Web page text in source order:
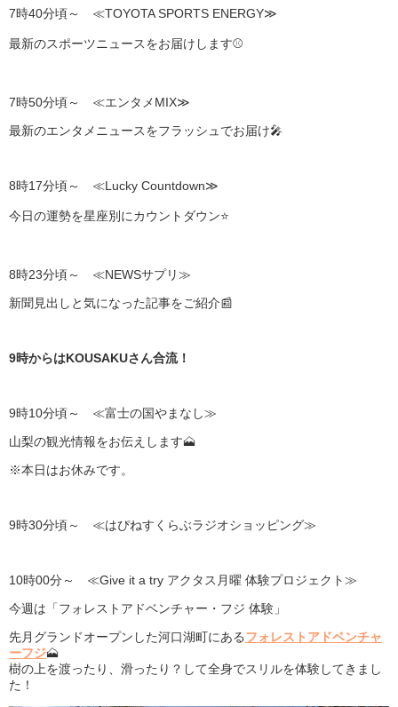
7時40分頃～ ≪TOYOTA SPORTS ENERGY≫
最新のスポーツニュースをお届けします⚾
7時50分頃～ ≪エンタメMIX≫
最新のエンタメニュースをフラッシュでお届け🎤
8時17分頃～ ≪Lucky Countdown≫
今日の運勢を星座別にカウントダウン⭐
8時23分頃～ ≪NEWSサプリ≫
新聞見出しと気になった記事をご紹介📰
9時からはKOUSAKUさん合流！
9時10分頃～ ≪富士の国やまなし≫
山梨の観光情報をお伝えします🗻
※本日はお休みです。
9時30分頃～ ≪はぴねすくらぶラジオショッピング≫
10時00分～ ≪Give it a try アクタス月曜 体験プロジェクト≫
今週は「フォレストアドベンチャー・フジ 体験」
先月グランドオープンした河口湖町にあるフォレストアドベンチャ
ーフジ🗻
樹の上を渡ったり、滑ったり？して全身でスリルを体験してきまし
た！